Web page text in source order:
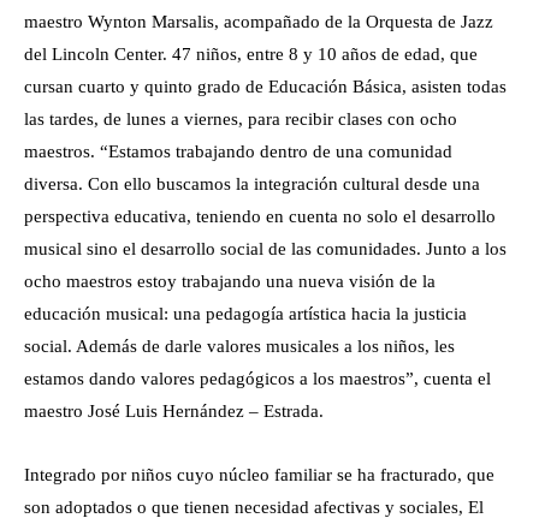
maestro Wynton Marsalis, acompañado de la Orquesta de Jazz
del Lincoln Center. 47 niños, entre 8 y 10 años de edad, que
cursan cuarto y quinto grado de Educación Básica, asisten todas
las tardes, de lunes a viernes, para recibir clases con ocho
maestros. “Estamos trabajando dentro de una comunidad
diversa. Con ello buscamos la integración cultural desde una
perspectiva educativa, teniendo en cuenta no solo el desarrollo
musical sino el desarrollo social de las comunidades. Junto a los
ocho maestros estoy trabajando una nueva visión de la
educación musical: una pedagogía artística hacia la justicia
social. Además de darle valores musicales a los niños, les
estamos dando valores pedagógicos a los maestros”, cuenta el
maestro José Luis Hernández – Estrada.
Integrado por niños cuyo núcleo familiar se ha fracturado, que
son adoptados o que tienen necesidad afectivas y sociales, El